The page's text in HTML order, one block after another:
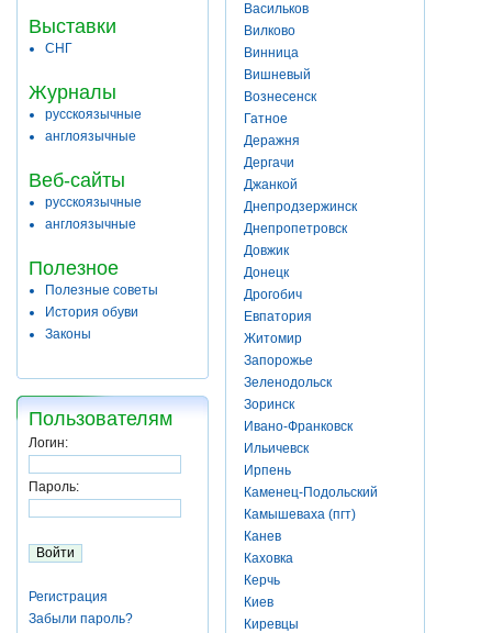
Выставки
СНГ
Журналы
русскоязычные
англоязычные
Веб-сайты
русскоязычные
англоязычные
Полезное
Полезные советы
История обуви
Законы
Пользователям
Логин:
Пароль:
Регистрация
Забыли пароль?
Васильков
Вилково
Винница
Вишневый
Вознесенск
Гатное
Деражня
Дергачи
Джанкой
Днепродзержинск
Днепропетровск
Довжик
Донецк
Дрогобич
Евпатория
Житомир
Запорожье
Зеленодольск
Зоринск
Ивано-Франковск
Ильичевск
Ирпень
Каменец-Подольский
Камышеваха (пгт)
Канев
Каховка
Керчь
Киев
Киревцы